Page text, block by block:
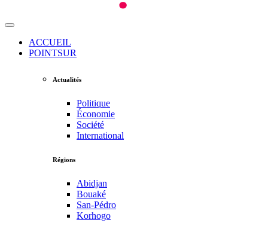
ACCUEIL
POINTSUR
Actualités
Politique
Économie
Société
International
Régions
Abidjan
Bouaké
San-Pédro
Korhogo